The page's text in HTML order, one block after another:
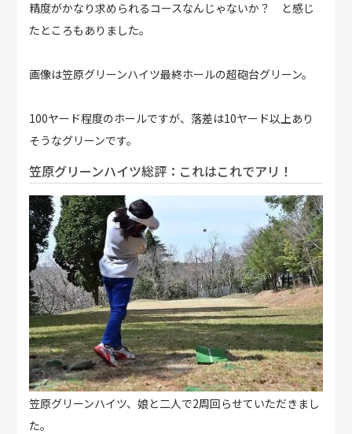
精度がかなり求められるコースなんじゃないか？ と感じ
たところもありました。
画像は笠原グリーンハイツ最終ホールの超砲台グリーン。
100ヤード程度のホールですが、落差は10ヤード以上あり
そうなグリーンです。
笠原グリーンハイツ総評：これはこれでアリ！
笠原グリーンハイツ、娘と二人で2周回らせていただきまし
た。